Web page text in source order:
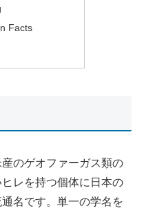
Facts
のゲオファーガス類の
レを持つ個体に日本の
名です。単一の学名を